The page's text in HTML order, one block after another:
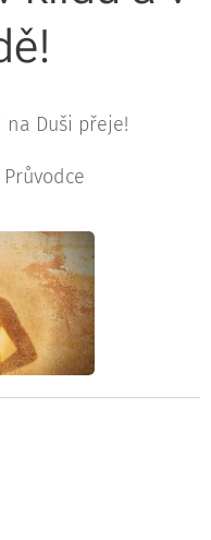
Duši přeje!